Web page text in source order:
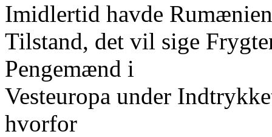
Imidlertid havde
Tilstand, det vil sige
Pengemænd i
Vesteuropa under
hvorfor